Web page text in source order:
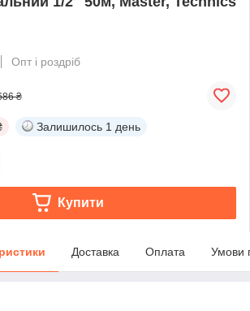
Опт і роздріб
₴
Залишилось 1 день
Купити
Доставка Оплата Умови